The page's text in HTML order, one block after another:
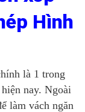
Hình
là 1 trong
nay. Ngoài
làm vách ngăn